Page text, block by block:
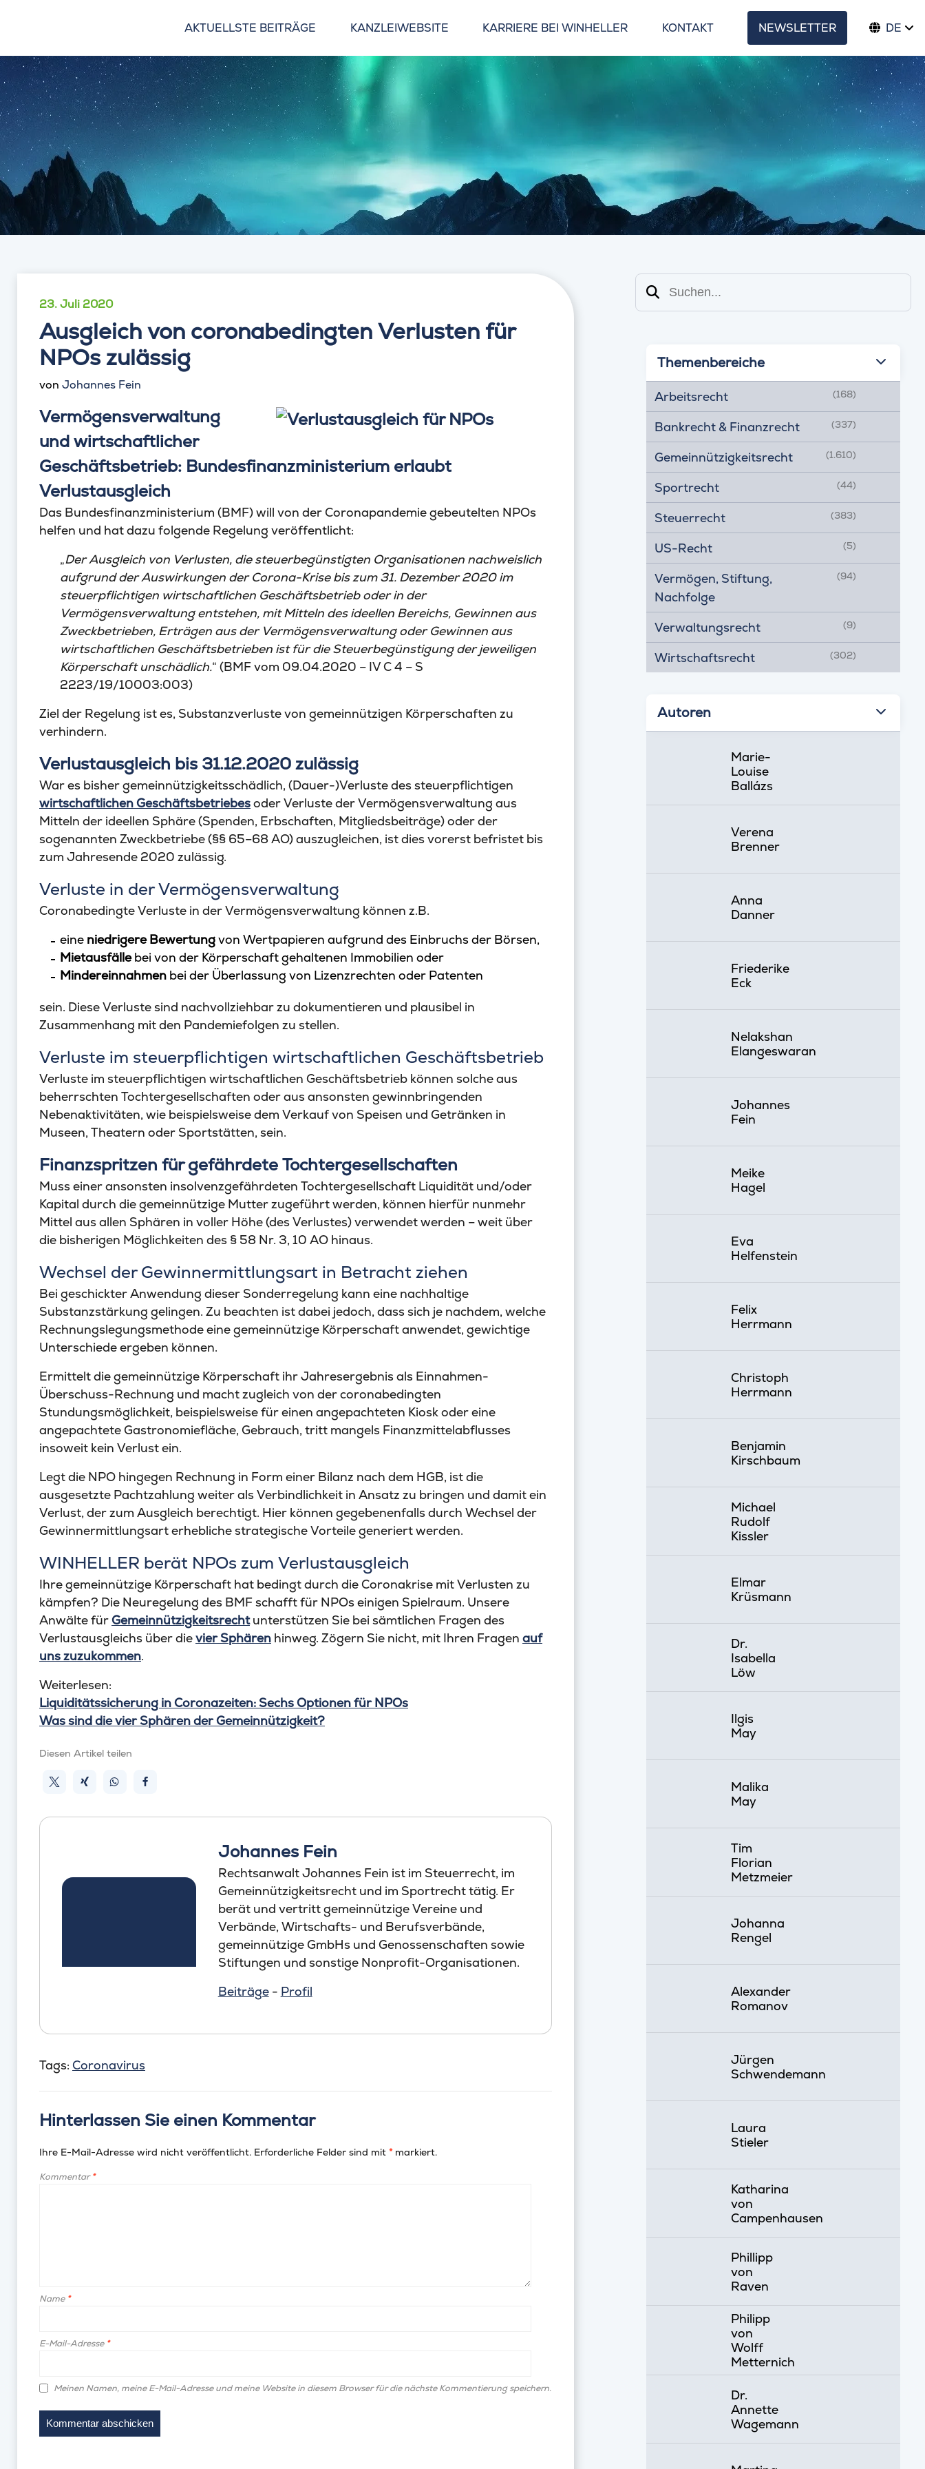
AKTUELLSTE BEITRÄGE KANZLEIWEBSITE KARRIERE BEI WINHELLER KONTAKT NEWSLETTER DE
23. Juli 2020
Ausgleich von coronabedingten Verlusten für
NPOs zulässig
von Johannes Fein
Vermögensverwaltung
und wirtschaftlicher
Geschäftsbetrieb: Bundesfinanzministerium erlaubt
Verlustausgleich
Das Bundesfinanzministerium (BMF) will von der Coronapandemie gebeutelten NPOs
helfen und hat dazu folgende Regelung veröffentlicht:
„Der Ausgleich von Verlusten, die steuerbegünstigten Organisationen nachweislich
aufgrund der Auswirkungen der Corona-Krise bis zum 31. Dezember 2020 im
steuerpflichtigen wirtschaftlichen Geschäftsbetrieb oder in der
Vermögensverwaltung entstehen, mit Mitteln des ideellen Bereichs, Gewinnen aus
Zweckbetrieben, Erträgen aus der Vermögensverwaltung oder Gewinnen aus
wirtschaftlichen Geschäftsbetrieben ist für die Steuerbegünstigung der jeweiligen
Körperschaft unschädlich.“ (BMF vom 09.04.2020 – IV C 4 – S
2223/19/10003:003)
Ziel der Regelung ist es, Substanzverluste von gemeinnützigen Körperschaften zu
verhindern.
Verlustausgleich bis 31.12.2020 zulässig
War es bisher gemeinnützigkeitsschädlich, (Dauer-)Verluste des steuerpflichtigen
wirtschaftlichen Geschäftsbetriebesoder Verluste der Vermögensverwaltung aus
Mitteln der ideellen Sphäre (Spenden, Erbschaften, Mitgliedsbeiträge) oder der
sogenannten Zweckbetriebe (§§ 65–68 AO) auszugleichen, ist dies vorerst befristet bis
zum Jahresende 2020 zulässig.
Verluste in der Vermögensverwaltung
Coronabedingte Verluste in der Vermögensverwaltung können z.B.
eine niedrigere Bewertungvon Wertpapieren aufgrund des Einbruchs der Börsen,
Mietausfällebei von der Körperschaft gehaltenen Immobilien oder
Mindereinnahmen bei der Überlassung von Lizenzrechten oder Patenten
sein. Diese Verluste sind nachvollziehbar zu dokumentieren und plausibel in
Zusammenhang mit den Pandemiefolgen zu stellen.
Verluste im steuerpflichtigen wirtschaftlichen Geschäftsbetrieb
Verluste im steuerpflichtigen wirtschaftlichen Geschäftsbetrieb können solche aus
beherrschten Tochtergesellschaften oder aus ansonsten gewinnbringenden
Nebenaktivitäten, wie beispielsweise dem Verkauf von Speisen und Getränken in
Museen, Theatern oder Sportstätten, sein.
Finanzspritzen für gefährdete Tochtergesellschaften
Muss einer ansonsten insolvenzgefährdeten Tochtergesellschaft Liquidität und/oder
Kapital durch die gemeinnützige Mutter zugeführt werden, können hierfür nunmehr
Mittel aus allen Sphären in voller Höhe (des Verlustes) verwendet werden – weit über
die bisherigen Möglichkeiten des § 58 Nr. 3, 10 AO hinaus.
Wechsel der Gewinnermittlungsart in Betracht ziehen
Bei geschickter Anwendung dieser Sonderregelung kann eine nachhaltige
Substanzstärkung gelingen. Zu beachten ist dabei jedoch, dass sich je nachdem, welche
Rechnungslegungsmethode eine gemeinnützige Körperschaft anwendet, gewichtige
Unterschiede ergeben können.
Ermittelt die gemeinnützige Körperschaft ihr Jahresergebnis als Einnahmen-
Überschuss-Rechnung und macht zugleich von der coronabedingten
Stundungsmöglichkeit, beispielsweise für einen angepachteten Kiosk oder eine
angepachtete Gastronomiefläche, Gebrauch, tritt mangels Finanzmittelabflusses
insoweit kein Verlust ein.
Legt die NPO hingegen Rechnung in Form einer Bilanz nach dem HGB, ist die
ausgesetzte Pachtzahlung weiter als Verbindlichkeit in Ansatz zu bringen und damit ein
Verlust, der zum Ausgleich berechtigt. Hier können gegebenenfalls durch Wechsel der
Gewinnermittlungsart erhebliche strategische Vorteile generiert werden.
WINHELLER berät NPOs zum Verlustausgleich
Ihre gemeinnützige Körperschaft hat bedingt durch die Coronakrise mit Verlusten zu
kämpfen? Die Neuregelung des BMF schafft für NPOs einigen Spielraum. Unsere
Anwälte fürGemeinnützigkeitsrechtunterstützen Sie bei sämtlichen Fragen des
Verlustausgleichs über dievier Sphären hinweg. Zögern Sie nicht, mit Ihren Fragen auf
uns zuzukommen.
Weiterlesen:
Liquiditätssicherung in Coronazeiten: Sechs Optionen für NPOs
Was sind die vier Sphären der Gemeinnützigkeit?
Diesen Artikel teilen
Johannes Fein
Rechtsanwalt Johannes Fein ist im Steuerrecht, im
Gemeinnützigkeitsrecht und im Sportrecht tätig. Er
berät und vertritt gemeinnützige Vereine und
Verbände, Wirtschafts- und Berufsverbände,
gemeinnützige GmbHs und Genossenschaften sowie
Stiftungen und sonstige Nonprofit-Organisationen.
Beiträge- Profil
Tags: Coronavirus
Hinterlassen Sie einen Kommentar
Ihre E-Mail-Adresse wird nicht veröffentlicht. Erforderliche Felder sind mit *markiert.
Kommentar*
Name *
E-Mail-Adresse *
Meinen Namen, meine E-Mail-Adresse und meine Website in diesem Browser für die nächste Kommentierung speichern.
Suchen
Themenbereiche
Arbeitsrecht (168)
Bankrecht & Finanzrecht (337)
Gemeinnützigkeitsrecht (1.610)
Sportrecht (44)
Steuerrecht (383)
US-Recht (5)
Vermögen, Stiftung,
Nachfolge
(94)
Verwaltungsrecht (9)
Wirtschaftsrecht (302)
Autoren
Marie-
Louise
Ballázs
Verena
Brenner
Anna
Danner
Friederike
Eck
Nelakshan
Elangeswaran
Johannes
Fein
Meike
Hagel
Eva
Helfenstein
Felix
Herrmann
Christoph
Herrmann
Benjamin
Kirschbaum
Michael
Rudolf
Kissler
Elmar
Krüsmann
Dr.
Isabella
Löw
Ilgis
May
Malika
May
Tim
Florian
Metzmeier
Johanna
Rengel
Alexander
Romanov
Jürgen
Schwendemann
Laura
Stieler
Katharina
von
Campenhausen
Phillipp
von
Raven
Philipp
von
Wolff
Metternich
Dr.
Annette
Wagemann